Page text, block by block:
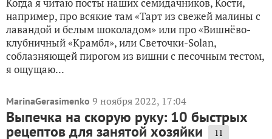
например, про всякие там «Тарт из свежей малины с
лавандой и белым шоколадом» или про «Вишнёво-
клубничный «Крамбл», или Светочки-Solan,
соблазняющей пирогом из вишни с песочным тестом,
я ощущаю...
MarinaGerasimenko 9 ноября 2022, 17:04
Выпечка на скорую руку: 10 быстрых
рецептов для занятой хозяйки 11